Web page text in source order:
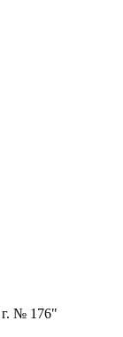
г. № 176"